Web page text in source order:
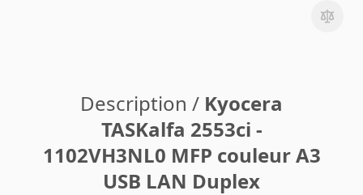
Description / Kyocera
TASKalfa 2553ci -
1102VH3NL0 MFP couleur A3
USB LAN Duplex